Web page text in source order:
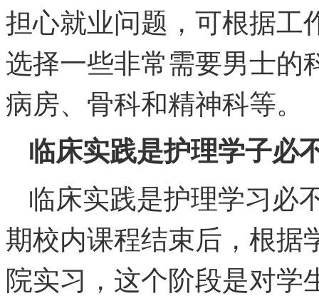
担心就业问题，可根据工
选择一些非常需要男士的
病房、骨科和精神科等。
临床实践是护理学子必
临床实践是护理学习必
期校内课程结束后，根据
院实习，这个阶段是对学